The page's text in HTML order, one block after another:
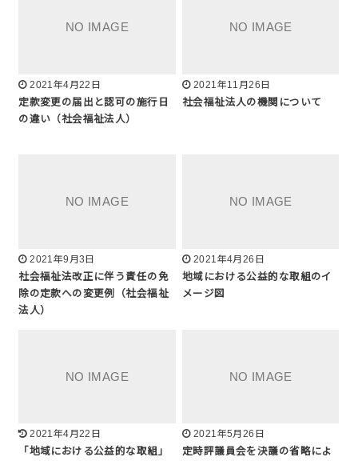
2021年4月22日
定款変更の届出と認可の施行日
の違い（社会福祉法人）
2021年11月26日
社会福祉法人の機関について
2021年9月3日
社会福祉法改正に伴う責任の免
除の定款への変更例（社会福祉
法人）
2021年4月26日
地域における公益的な取組のイ
メージ図
2021年4月22日
「地域における公益的な取組」
2021年5月26日
定時評議員会を決議の省略によ